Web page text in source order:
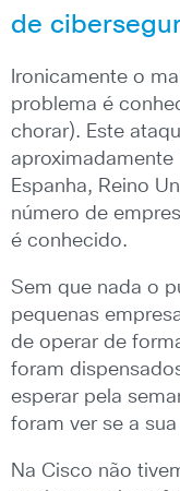
de
Ironicamente o
problema é
chorar). Este
aproximadamente
Espanha, Reino
número de
é conhecido.
Sem que nada o
pequenas
de operar de
foram
esperar pela
foram ver se a
Na Cisco não